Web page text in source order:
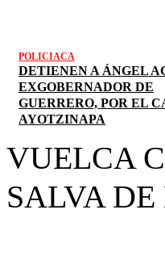
POLICIACA
DETIENEN A ÁNGEL
EXGOBERNADOR DE
GUERRERO, POR EL
AYOTZINAPA
VUELCA
SALVA